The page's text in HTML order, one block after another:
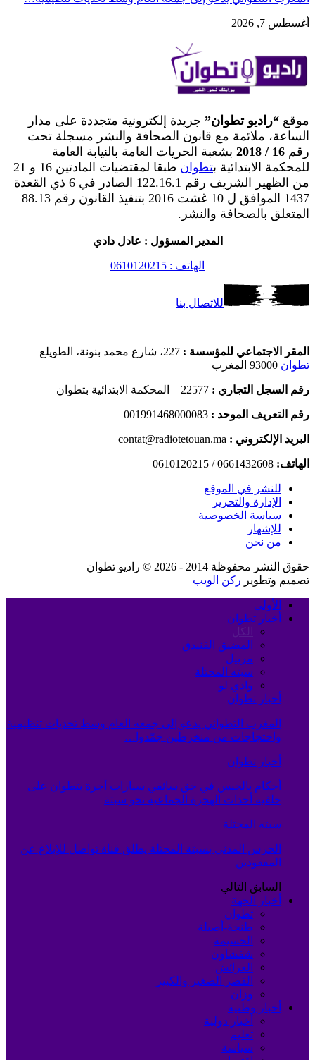
أغسطس 7, 2026
موقع “راديو تطوان” جريدة إلكترونية متجددة على مدار
الساعة، ملائمة مع قانون الصحافة والنشر مسجلة تحت
رقم 16 / 2018
بشعبة الحريات العامة بالنيابة العامة
للمحكمة الابتدائية بتطوان
طبقا لمقتضيات المادتين 16 و 21
من الظهير الشريف رقم 122.16.1 الصادر في 6 ذي القعدة
1437 الموافق ل 10 غشت 2016 بتنفيذ القانون رقم 88.13
المتعلق بالصحافة والنشر.
المدير المسؤول : عادل دادي
الهاتف : 0610120215
للاتصال بنا
المقر الاجتماعي للمؤسسة : 227، شارع محمد بنونة، الطويلع –
تطوان
رقم السجل التجاري : 22577 – المحكمة الابتدائية بتطوان
رقم التعريف الموحد : 001991468000083
البريد الإلكتروني : contat@radiotetouan.ma
الهاتف: 0661432608 / 0610120215
للنشر في الموقع
الإدارة والتحرير
سياسة الخصوصية
للإشهار
من نحن
حقوق النشر محفوظة 2014 - 2026 © راديو تطوان
تصميم وتطوير ركن الويب
الأولى
أخبار تطوان
الكل
المضيق الفنيدق
مرتيل
سبته المحتلة
وادي لو
أخبار تطوان
المغرب التطواني يدعو إلى جمعه العام وسط تحديات تنظيمية
واحتجاجات من منخرطين جمّدوا…
أخبار تطوان
أحكام بالحبس في حق سائقي سيارات أجرة بتطوان على
خلفية أحداث الهجرة الجماعية نحو سبتة
سبته المحتلة
الحرس المدني بسبتة المحتلة يطلق قناة تواصل للإبلاغ عن
المفقودين
السابق التالي
أخبار الجهة
تطوان
طنجة-أصيلة
الحسيمة
شفشاون
العرائش
القصر الصغير والكبير
وزان
أخبار وطنية
أخبار دولية
تعليم
سياسة